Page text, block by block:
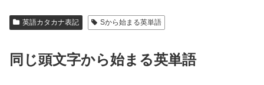
英語カタカナ表記 Sから始まる英単語
同じ頭文字から始まる英単語